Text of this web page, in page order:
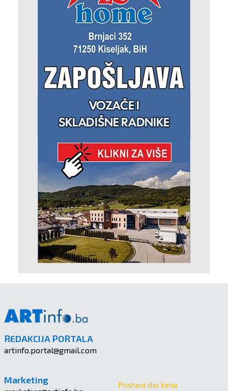
REDAKCIJA PORTALA
artinfo.portal@gmail.com
Marketing Postani dio tima